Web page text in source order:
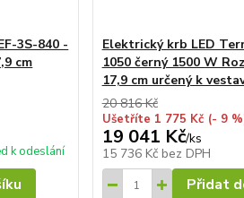
3S-840 -
cm
k odeslání
Elektrický krb LED
1050 černý 1500 W
17,9 cm určený k
20 816 Kč
Ušetříte 1 775 Kč (- 9
19 041 Kč/ks
15 736 Kč bez DPH
Přidat